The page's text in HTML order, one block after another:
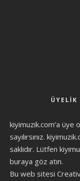
ÜYELIK
kiyimuzik.com’a üye
sayılırsınız.
saklıdır. Lütfen
buraya göz atın.
Bu web sitesi